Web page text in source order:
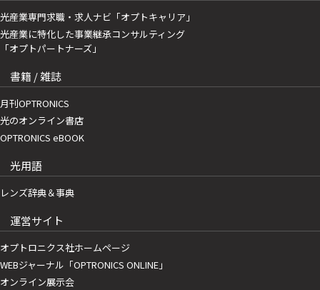
光産業専門求職・求人ナビ「オプトキャリア」
光産業に特化した事業継承コンサルティング
「オプトパートナーズ」
書籍 / 雑誌
月刊OPTRONICS
光のオンライン書店
OPTRONICS eBOOK
光用語
レンズ辞典＆事典
運営サイト
オプトロニクス社ホームページ
WEBジャーナル「OPTRONICS ONLINE」
オンライン展示会